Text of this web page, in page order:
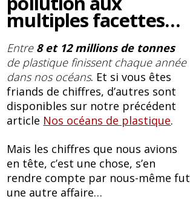
multiples facettes…
Entre 8 et 12 millions de tonnes
de plastique finissent chaque année
dans nos océans. Et si vous êtes
friands de chiffres, d’autres sont
disponibles sur notre précédent
article Nos océans de plastique.
Mais les chiffres que nous avions
en tête, c’est une chose, s’en
rendre compte par nous-même fut
une autre affaire…